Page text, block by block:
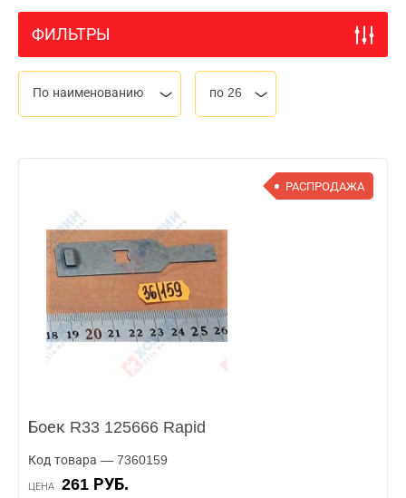
ФИЛЬТРЫ
По наименованию по 26
РАСПРОДАЖА
Боек R33 125666 Rapid
Код товара — 7360159
ЦЕНА 261 РУБ.